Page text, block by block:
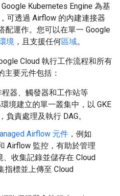
Kubernetes Engine 為基
可透過 Airflow 的內建連接器
配運作。您可以在單一 Google
境 ，且支援任何區域。
Cloud 執行工作流程和所有
要元件包括：
程器、觸發器和工作站等
境建立的單一叢集中，以 GKE
責處理及執行 DAG。
Airflow 元件 ，例如
Airflow 監控，有助於管理
、收集記錄並儲存在 Cloud
指標並上傳至 Cloud